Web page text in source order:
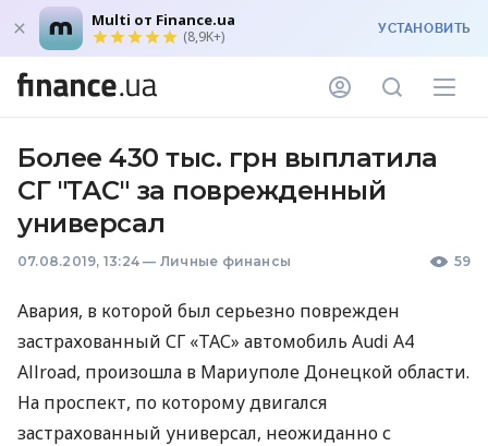
Multi от Finance.ua
(8,9K+) УСТАНОВИТЬ
Более 430 тыс. грн выплатила
СГ "ТАС" за поврежденный
универсал
07.08.2019, 13:24 — Личные финансы 59
Авария, в которой был серьезно поврежден
застрахованный СГ «ТАС» автомобиль Audi A4
Allroad, произошла в Мариуполе Донецкой области.
На проспект, по которому двигался
застрахованный универсал, неожиданно с